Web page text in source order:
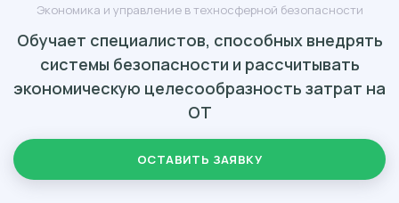
Экономика и управление в техносферной безопасности
Обучает специалистов, способных внедрять
системы безопасности и рассчитывать
экономическую целесообразность затрат на
ОТ
ОСТАВИТЬ ЗАЯВКУ